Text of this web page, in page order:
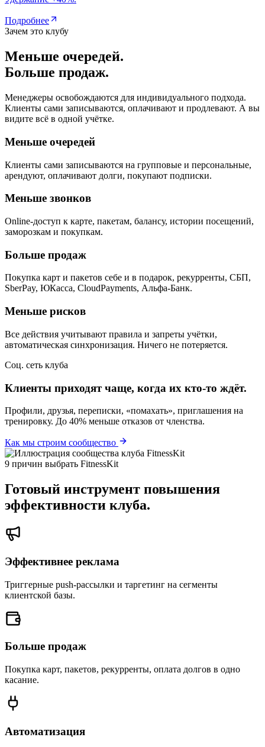
Подробнее
Зачем это клубу
Меньше очередей.
Больше продаж.
Менеджеры освобождаются для индивидуального подхода.
Клиенты сами записываются, оплачивают и продлевают. А вы
видите всё в одной учётке.
Меньше очередей
Клиенты сами записываются на групповые и персональные,
арендуют, оплачивают долги, покупают подписки.
Меньше звонков
Online-доступ к карте, пакетам, балансу, истории посещений,
заморозкам и покупкам.
Больше продаж
Покупка карт и пакетов себе и в подарок, рекурренты, СБП,
SberPay, ЮКасса, CloudPayments, Альфа-Банк.
Меньше рисков
Все действия учитывают правила и запреты учётки,
автоматическая синхронизация. Ничего не потеряется.
Соц. сеть клуба
Клиенты приходят чаще, когда их кто-то ждёт.
Профили, друзья, переписки, «помахать», приглашения на
тренировку. До 40% меньше отказов от членства.
Как мы строим сообщество
9 причин выбрать FitnessKit
Готовый инструмент повышения
эффективности клуба.
Эффективнее реклама
Триггерные push-рассылки и таргетинг на сегменты
клиентской базы.
Больше продаж
Покупка карт, пакетов, рекурренты, оплата долгов в одно
касание.
Автоматизация